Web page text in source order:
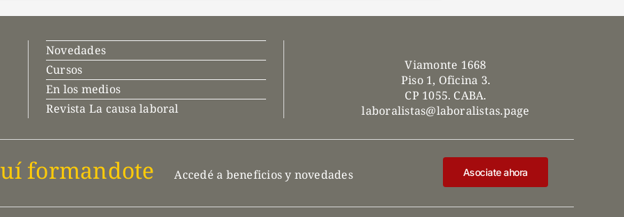
Novedades
Cursos
En los medios
Revista La causa laboral
Viamonte 1668
Piso 1, Oficina 3.
CP 1055. CABA.
laboralistas@laboralistas.page
formandote Accedé a beneficios y novedades Asociate ahora